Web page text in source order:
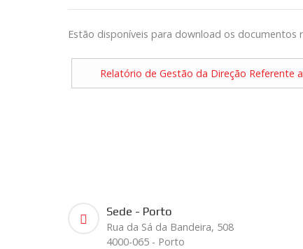
Estão disponíveis para download os
Relatório de Gestão da Direção Referente
Sede - Porto
Rua da Sá da Bandeira, 508
4000-065 - Porto